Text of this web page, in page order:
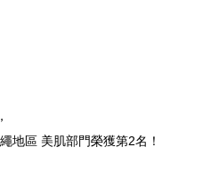
地區 美肌部門榮獲第2名！